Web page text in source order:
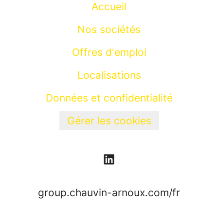
Accueil
Nos sociétés
Offres d'emploi
Localisations
Données et confidentialité
Gérer les cookies
group.chauvin-arnoux.com/fr